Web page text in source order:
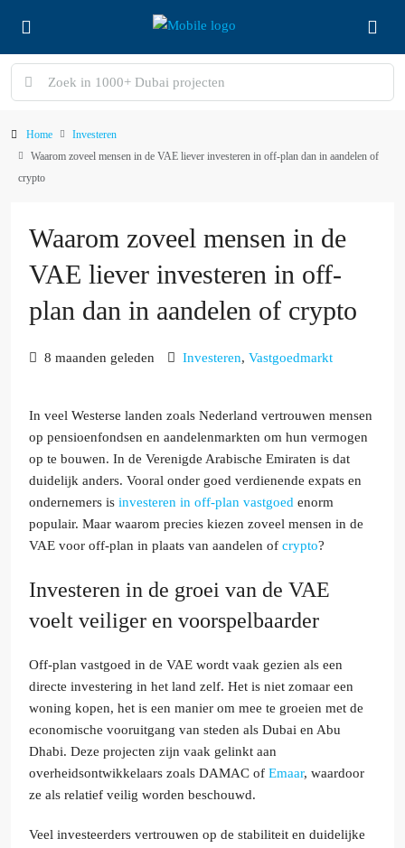
Home
Investeren
Waarom zoveel mensen in de VAE liever investeren in off-plan dan in aandelen of
crypto
Waarom zoveel mensen in de
VAE liever investeren in off-
plan dan in aandelen of crypto
8 maanden geleden Investeren, Vastgoedmarkt
In veel Westerse landen zoals Nederland vertrouwen mensen
op pensioenfondsen en aandelenmarkten om hun vermogen
op te bouwen. In de Verenigde Arabische Emiraten is dat
duidelijk anders. Vooral onder goed verdienende expats en
ondernemers is investeren in off-plan vastgoed enorm
populair. Maar waarom precies kiezen zoveel mensen in de
VAE voor off-plan in plaats van aandelen of crypto?
Investeren in de groei van de VAE
voelt veiliger en voorspelbaarder
Off-plan vastgoed in de VAE wordt vaak gezien als een
directe investering in het land zelf. Het is niet zomaar een
woning kopen, het is een manier om mee te groeien met de
economische vooruitgang van steden als Dubai en Abu
Dhabi. Deze projecten zijn vaak gelinkt aan
overheidsontwikkelaars zoals DAMAC of Emaar, waardoor
ze als relatief veilig worden beschouwd.
Veel investeerders vertrouwen op de stabiliteit en duidelijke